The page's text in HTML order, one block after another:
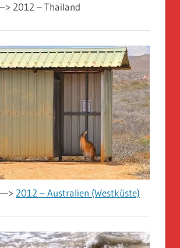
2012 – Thailand
2012 – Australien (Westküste)